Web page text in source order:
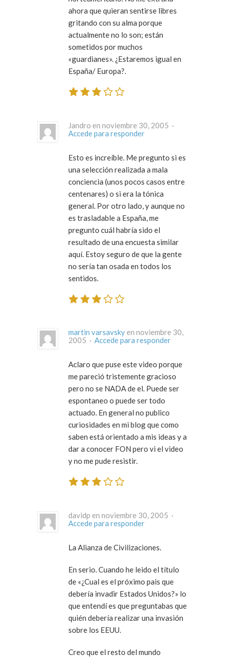
ahora que quieran sentirse libres
gritando con su alma porque
actualmente no lo son; están
sometidos por muchos
«guardianes». ¿Estaremos igual en
España/ Europa?.
Jandro en noviembre 30, 2005 ·
Accede para responder
Esto es increíble. Me pregunto si es
una selección realizada a mala
conciencia (unos pocos casos entre
centenares) o si era la tónica
general. Por otro lado, y aunque no
es trasladable a España, me
pregunto cuál habría sido el
resultado de una encuesta similar
aquí. Estoy seguro de que la gente
no sería tan osada en todos los
sentidos.
martin varsavsky en noviembre 30,
2005 · Accede para responder
Aclaro que puse este video porque
me pareció tristemente gracioso
pero no se NADA de el. Puede ser
espontaneo o puede ser todo
actuado. En general no publico
curiosidades en mi blog que como
saben está orientado a mis ideas y a
dar a conocer FON pero vi el video
y no me pude resistir.
davidp en noviembre 30, 2005 ·
Accede para responder
La Alianza de Civilizaciones.
En serio. Cuando he leido el título
de «¿Cual es el próximo pais que
debería invadir Estados Unidos?» lo
que entendí es que preguntabas que
quién debería realizar una invasión
sobre los EEUU.
Creo que el resto del mundo